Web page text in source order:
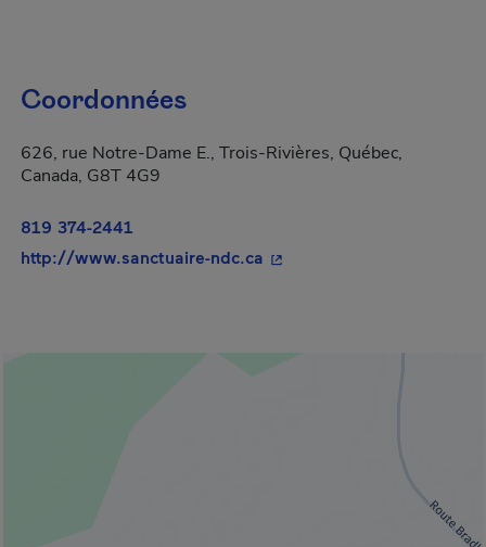
Coordonnées
626, rue Notre-Dame E., Trois-Rivières, Québec,
Canada, G8T 4G9
819 374-2441
http://www.sanctuaire-ndc.ca - Cet hyperlien s'ouvrira